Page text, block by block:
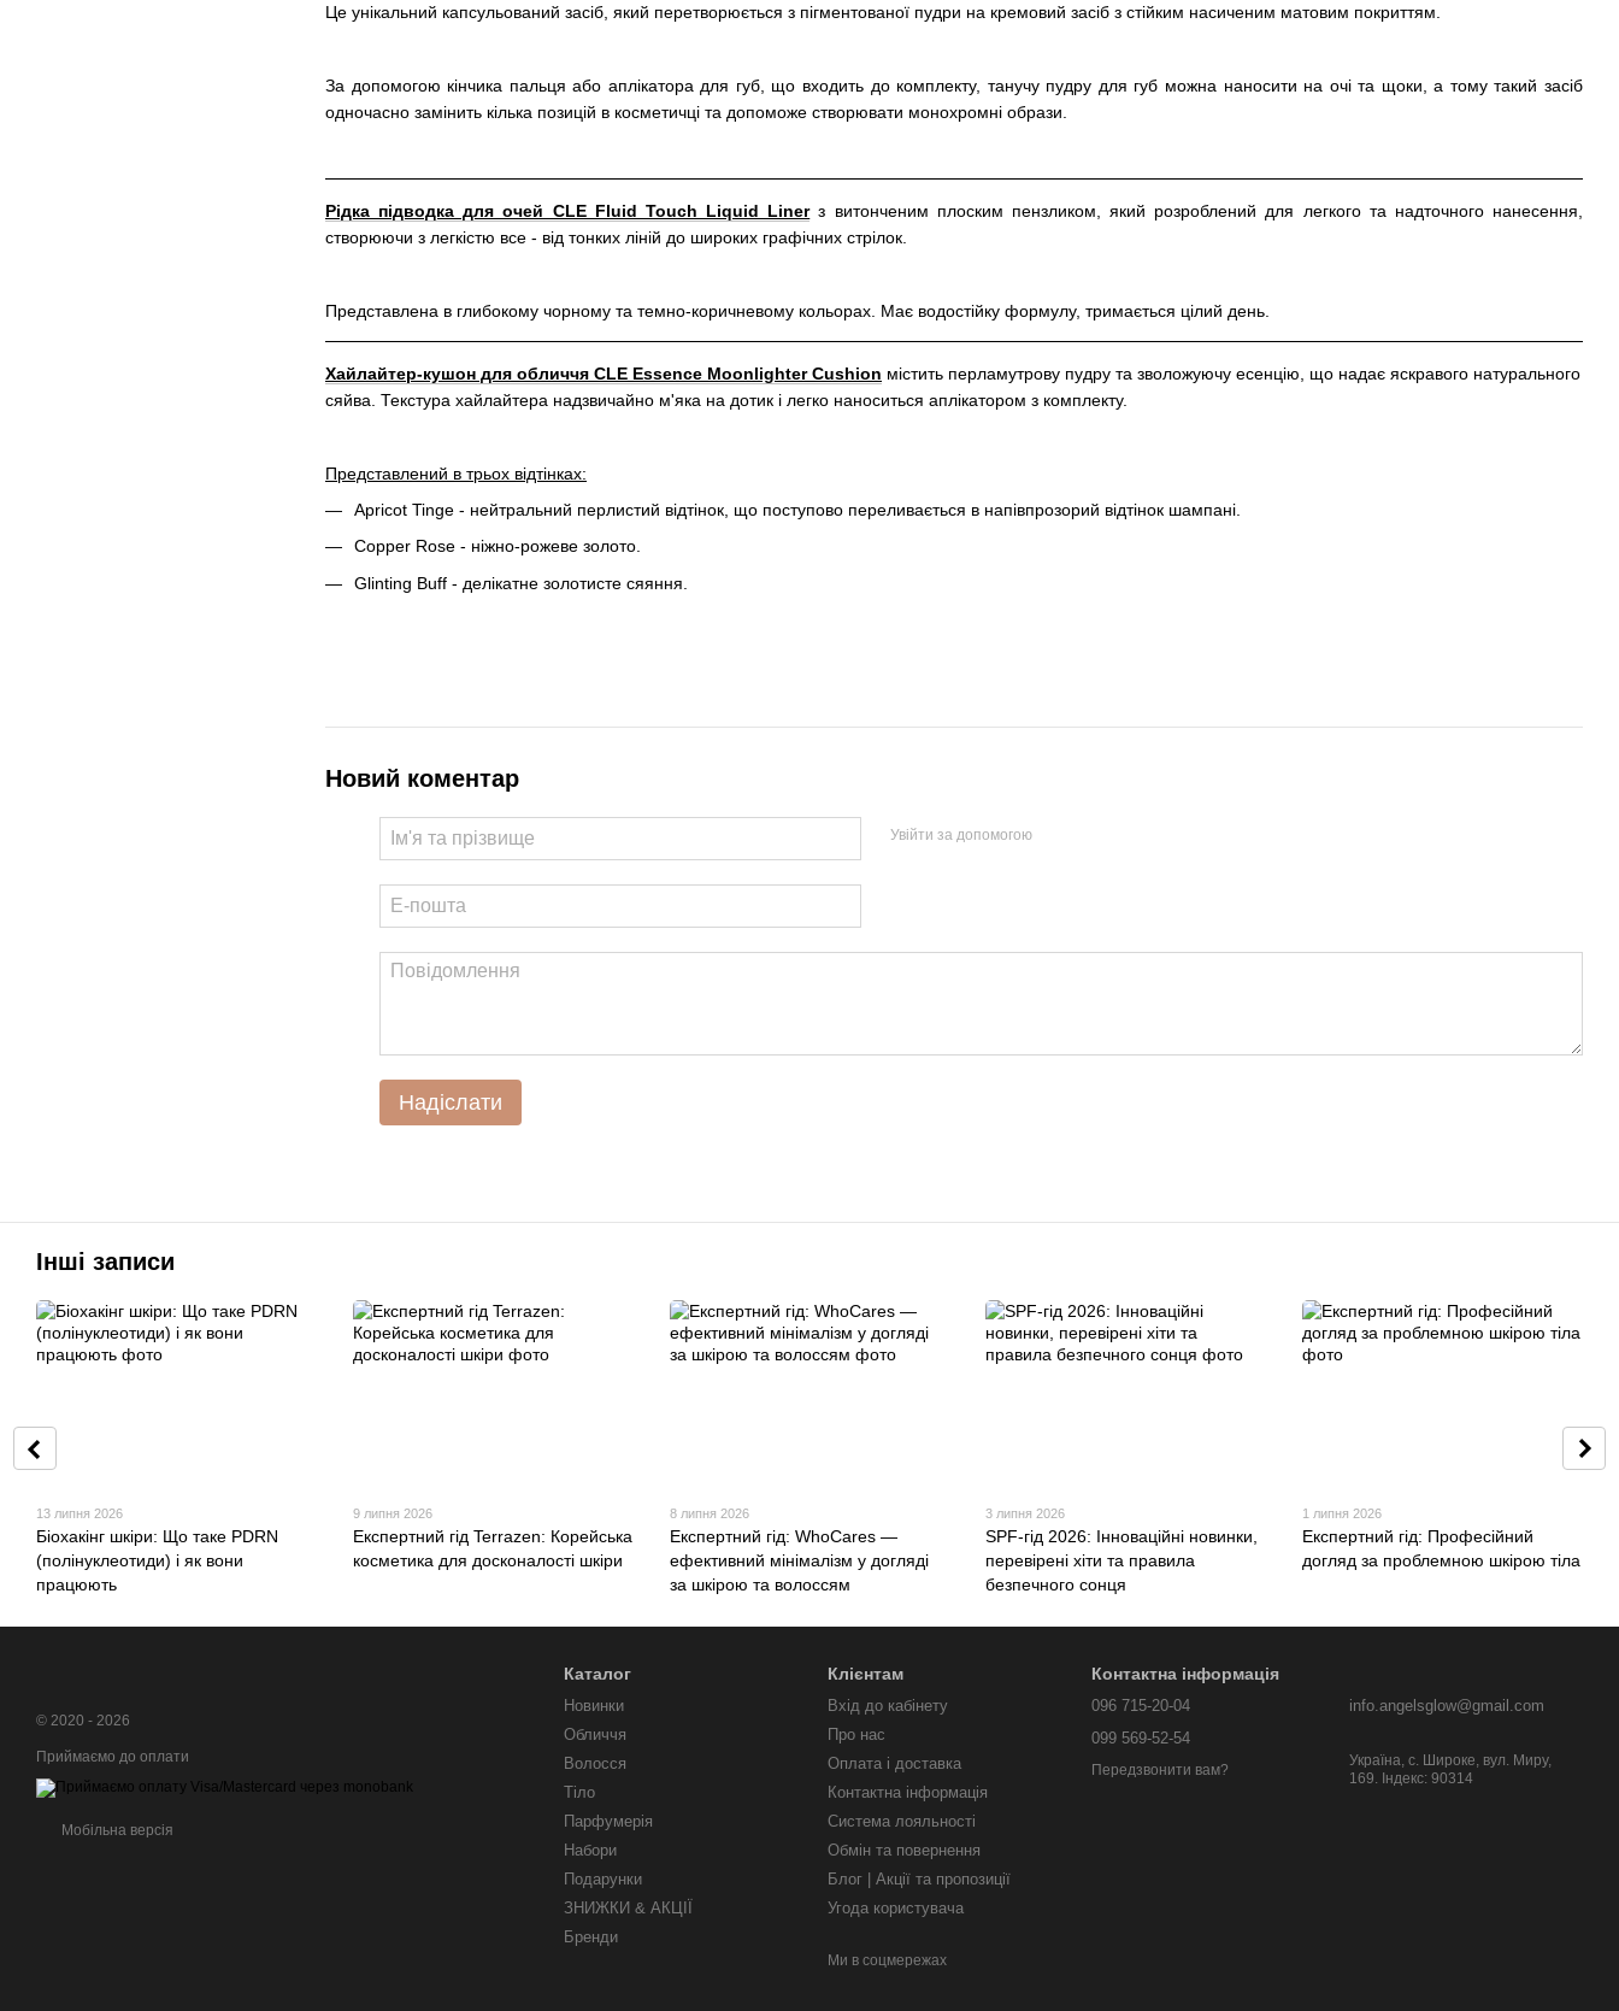
Це унікальний капсульований засіб, який перетворюється з пігментованої пудри на кремовий засіб з стійким насиченим матовим покриттям.
За допомогою кінчика пальця або аплікатора для губ, що входить до комплекту, танучу пудру для губ можна наносити на очі та щоки, а тому такий засіб
одночасно замінить кілька позицій в косметичці та допоможе створювати монохромні образи.
Рідка підводка для очей CLE Fluid Touch Liquid Linerз витонченим плоским пензликом, який розроблений для легкого та надточного нанесення,
створюючи з легкістю все - від тонких ліній до широких графічних стрілок.
Представлена в глибокому чорному та темно-коричневому кольорах. Має водостійку формулу, тримається цілий день.
Хайлайтер-кушон для обличчя CLE Essence Moonlighter Cushion містить перламутрову пудру та зволожуючу есенцію, що надає яскравого натурального
сяйва. Текстура хайлайтера надзвичайно м'яка на дотик і легко наноситься аплікатором з комплекту.
Представлений в трьох відтінках:
Apricot Tinge - нейтральний перлистий відтінок, що поступово переливається в напівпрозорий відтінок шампані.
Copper Rose - ніжно-рожеве золото.
Glinting Buff - делікатне золотисте сяяння.
Новий коментар
Увійти за допомогою
Надіслати
Інші записи
13 липня 2026
Біохакінг шкіри: Що таке PDRN
(полінуклеотиди) і як вони
працюють
9 липня 2026
Експертний гід Terrazen: Корейська
косметика для досконалості шкіри
8 липня 2026
Експертний гід: WhoCares —
ефективний мінімалізм у догляді
за шкірою та волоссям
3 липня 2026
SPF-гід 2026: Інноваційні новинки,
перевірені хіти та правила
безпечного сонця
1 липня 2026
Експертний гід: Професійний
догляд за проблемною шкірою тіла
© 2020 - 2026
Приймаємо до оплати
Мобільна версія
Каталог
Новинки
Обличчя
Волосся
Тіло
Парфумерія
Набори
Подарунки
ЗНИЖКИ & АКЦІЇ
Бренди
Клієнтам
Вхід до кабінету
Про нас
Оплата і доставка
Контактна інформація
Система лояльності
Обмін та повернення
Блог | Акції та пропозиції
Угода користувача
Ми в соцмережах
Контактна інформація
096 715-20-04
099 569-52-54
Передзвонити вам?
info.angelsglow@gmail.com
Україна, c. Широке, вул. Миру,
169. Індекс: 90314